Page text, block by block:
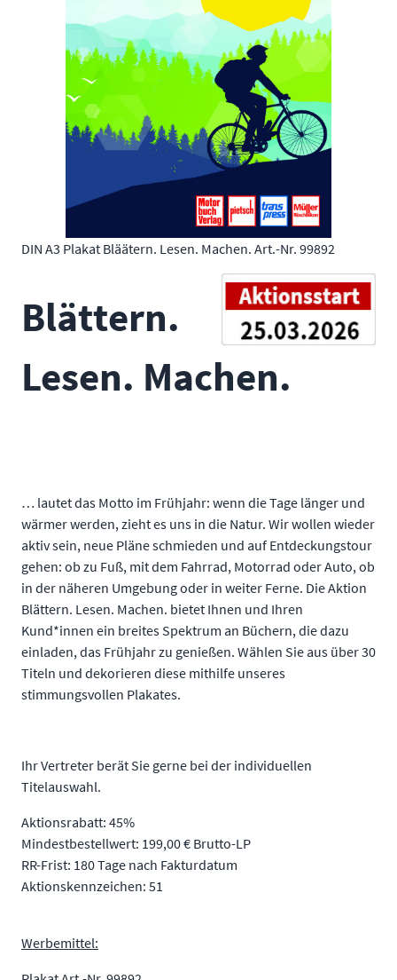
DIN A3 Plakat Bläätern. Lesen. Machen. Art.-Nr. 99892
Blättern.
Lesen. Machen.
… lautet das Motto im Frühjahr: wenn die Tage länger und
wärmer werden, zieht es uns in die Natur. Wir wollen wieder
aktiv sein, neue Pläne schmieden und auf Entdeckungstour
gehen: ob zu Fuß, mit dem Fahrrad, Motorrad oder Auto, ob
in der näheren Umgebung oder in weiter Ferne. Die Aktion
Blättern. Lesen. Machen. bietet Ihnen und Ihren
Kund*innen ein breites Spektrum an Büchern, die dazu
einladen, das Frühjahr zu genießen. Wählen Sie aus über 30
Titeln und dekorieren diese mithilfe unseres
stimmungsvollen Plakates.
Ihr Vertreter berät Sie gerne bei der individuellen
Titelauswahl.
Aktionsrabatt: 45%
Mindestbestellwert: 199,00 € Brutto-LP
RR-Frist: 180 Tage nach Fakturdatum
Aktionskennzeichen: 51
Werbemittel: